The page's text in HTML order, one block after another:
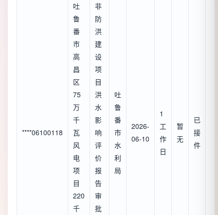
****06100118
吐
鲁
番
市
高
昌
区
75
万
千
瓦
风
电
项
目
220
千
非
防
洪
建
设
项
目
洪
水
影
响
评
价
报
告
审
批
吐
鲁
番
市
水
利
局
2026-
06-10
1
工
作
日
暂
无
已
接
件